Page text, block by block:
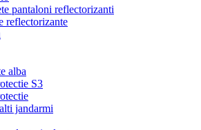
pantaloni reflectorizanti
reflectorizante
alba
S3
jandarmi